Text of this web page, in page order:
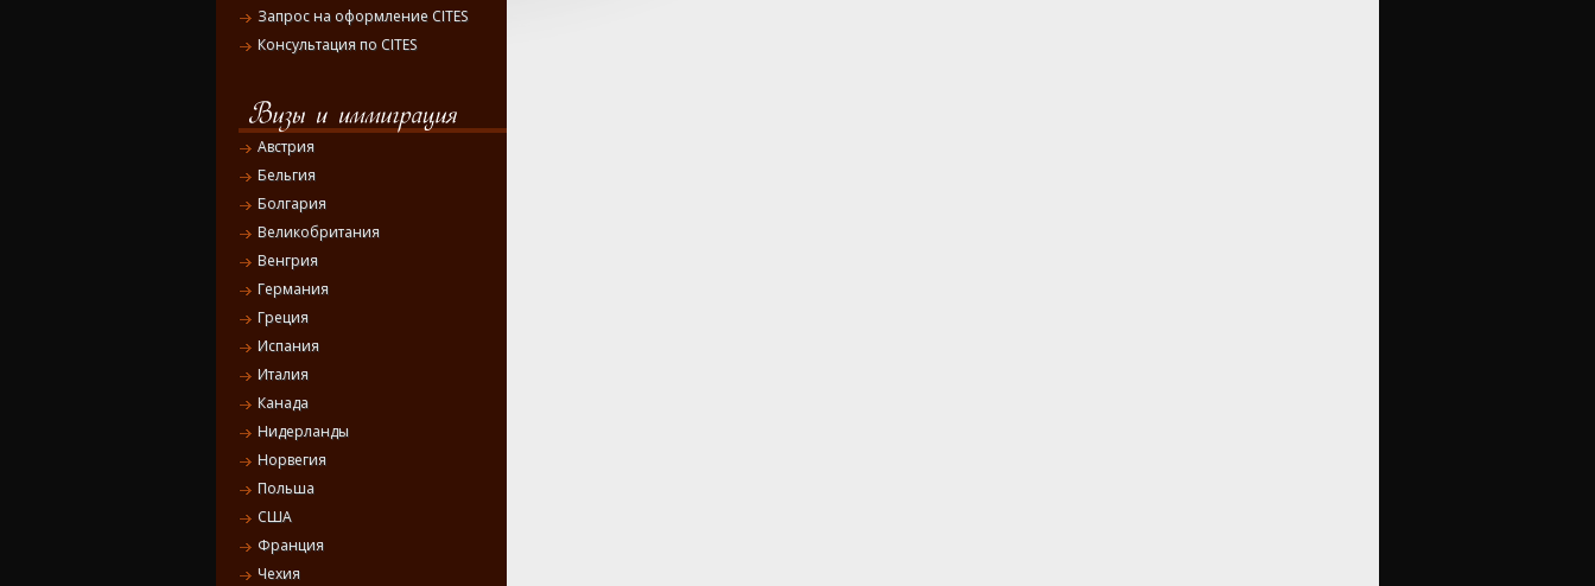
Запрос на оформление CITES
Консультация по CITES
Австрия
Бельгия
Болгария
Великобритания
Венгрия
Германия
Греция
Испания
Италия
Канада
Нидерланды
Норвегия
Польша
США
Франция
Чехия